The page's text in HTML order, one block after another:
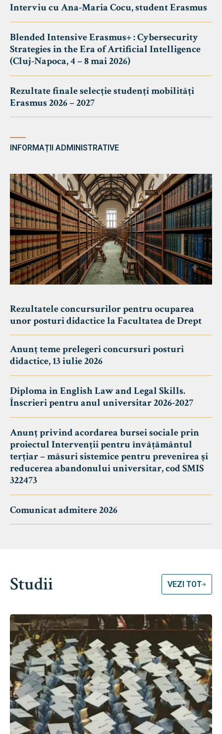
Interviu cu Ana-Maria Cocu, student Erasmus
Blended Intensive Erasmus+ : Cybersecurity
Strategies in the Era of Artificial Intelligence
(Cluj-Napoca, 4 – 8 mai 2026)
Rezultate finale selecție studenți mobilități
Erasmus 2026 – 2027
INFORMAȚII ADMINISTRATIVE
Rezultatele concursurilor pentru ocuparea
unor posturi didactice la Facultatea de Drept
Anunț teme prelegeri concursuri posturi
didactice, 13 iulie 2026
Diploma in English Law and Legal Skills.
Înscrieri pentru anul universitar 2026-2027
Anunț privind acordarea bursei sociale prin
proiectul Intervenții pentru învățământul
terțiar – măsuri sistemice pentru prevenirea și
reducerea abandonului universitar, cod SMIS
322473
Comunicat admitere 2026
Studii VEZI TOT